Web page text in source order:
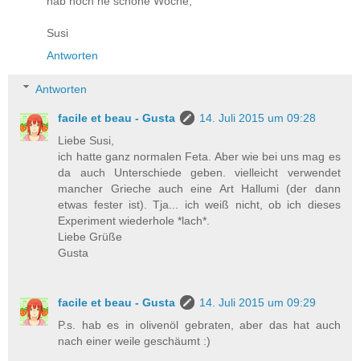
Susi
Antworten
Antworten
facile et beau - Gusta
14. Juli 2015 um 09:28
Liebe Susi,
ich hatte ganz normalen Feta. Aber wie bei uns mag es
da auch Unterschiede geben. vielleicht verwendet
mancher Grieche auch eine Art Hallumi (der dann
etwas fester ist). Tja... ich weiß nicht, ob ich dieses
Experiment wiederhole *lach*.
Liebe Grüße
Gusta
facile et beau - Gusta
14. Juli 2015 um 09:29
P.s. hab es in olivenöl gebraten, aber das hat auch
nach einer weile geschäumt :)